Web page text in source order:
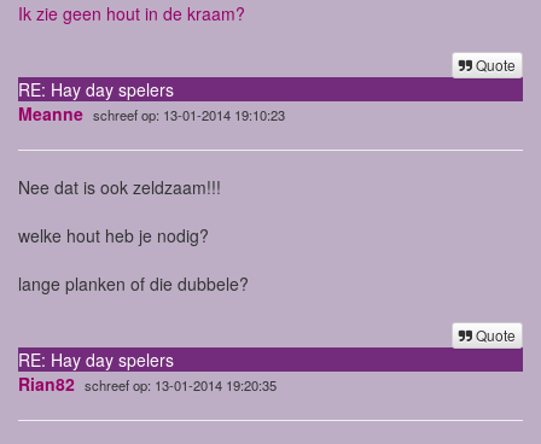
Ik zie geen hout in de kraam?
Quote
RE: Hay day spelers
Meanne schreef op: 13-01-2014 19:10:23
Nee dat is ook zeldzaam!!!
welke hout heb je nodig?
lange planken of die dubbele?
Quote
RE: Hay day spelers
Rian82 schreef op: 13-01-2014 19:20:35